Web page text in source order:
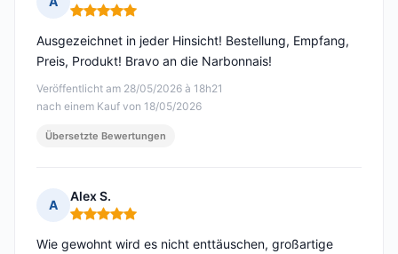
Hinweis: 5 von 5
Veröffentlicht am 28/05/2026 à 18h21
nach einem Kauf von 18/05/2026
Ausgezeichnet in jeder Hinsicht! Bestellung, Empfang,
Preis, Produkt! Bravo an die Narbonnais!
Übersetzte Bewertungen
A
Alex S.
Hinweis: 5 von 5
Wie gewohnt wird es nicht enttäuschen, großartige